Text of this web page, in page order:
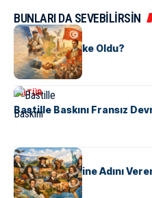
BUNLARI DA SEVEBİLİRSİN
KÜLTÜR
Tunus Nasıl Ülke Oldu?
KÜLTÜR
Bastille Baskını Fransız
KÜLTÜR
ABD Eyaletlerine Adını